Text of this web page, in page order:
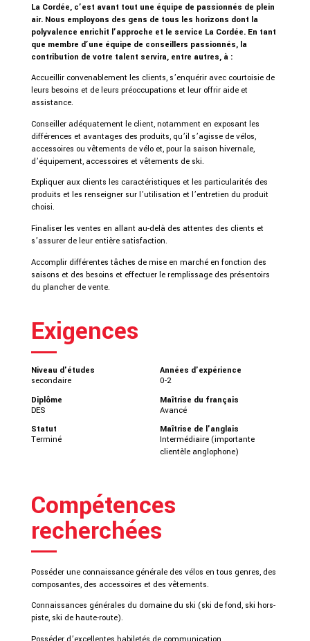
La Cordée, c’est avant tout une équipe de passionnés de plein
air. Nous employons des gens de tous les horizons dont la
polyvalence enrichit l’approche et le service La Cordée. En tant
que membre d’une équipe de conseillers passionnés, la
contribution de votre talent servira, entre autres, à :
Accueillir convenablement les clients, s’enquérir avec courtoisie de
leurs besoins et de leurs préoccupations et leur offrir aide et
assistance.
Conseiller adéquatement le client, notamment en exposant les
différences et avantages des produits, qu’il s’agisse de vélos,
accessoires ou vêtements de vélo et, pour la saison hivernale,
d’équipement, accessoires et vêtements de ski.
Expliquer aux clients les caractéristiques et les particularités des
produits et les renseigner sur l’utilisation et l’entretien du produit
choisi.
Finaliser les ventes en allant au-delà des attentes des clients et
s’assurer de leur entière satisfaction.
Accomplir différentes tâches de mise en marché en fonction des
saisons et des besoins et effectuer le remplissage des présentoirs
du plancher de vente.
Exigences
Niveau d'études
secondaire
Diplôme
DES
Statut
Terminé
Années d'expérience
0-2
Maîtrise du français
Avancé
Maîtrise de l'anglais
Intermédiaire (importante
clientèle anglophone)
Compétences
recherchées
Posséder une connaissance générale des vélos en tous genres, des
composantes, des accessoires et des vêtements.
Connaissances générales du domaine du ski (ski de fond, ski hors-
piste, ski de haute-route).